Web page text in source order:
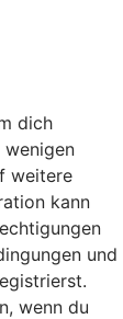
dich
wenigen
weitere
kann
und
wenn du